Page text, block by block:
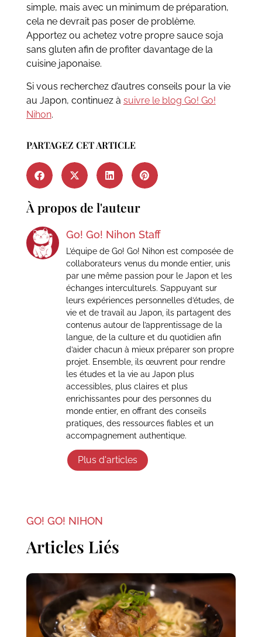
simple, mais avec un minimum de préparation,
cela ne devrait pas poser de problème.
Apportez ou achetez votre propre sauce soja
sans gluten afin de profiter davantage de la
cuisine japonaise.
Si vous recherchez d’autres conseils pour la vie
au Japon, continuez à suivre le blog Go! Go!
Nihon.
PARTAGEZ CET ARTICLE
À propos de l'auteur
Go! Go! Nihon Staff
L’équipe de Go! Go! Nihon est composée de
collaborateurs venus du monde entier, unis
par une même passion pour le Japon et les
échanges interculturels. S’appuyant sur
leurs expériences personnelles d’études, de
vie et de travail au Japon, ils partagent des
contenus autour de l’apprentissage de la
langue, de la culture et du quotidien afin
d’aider chacun à mieux préparer son propre
projet. Ensemble, ils œuvrent pour rendre
les études et la vie au Japon plus
accessibles, plus claires et plus
enrichissantes pour des personnes du
monde entier, en offrant des conseils
pratiques, des ressources fiables et un
accompagnement authentique.
Plus d'articles
GO! GO! NIHON
Articles Liés